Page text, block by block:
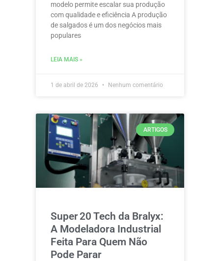
modelo permite escalar sua produção
com qualidade e eficiência A produção
de salgados é um dos negócios mais
populares
LEIA MAIS »
1 de abril de 2026 Nenhum comentário
ARTIGOS
Super 20 Tech da Bralyx:
A Modeladora Industrial
Feita Para Quem Não
Pode Parar